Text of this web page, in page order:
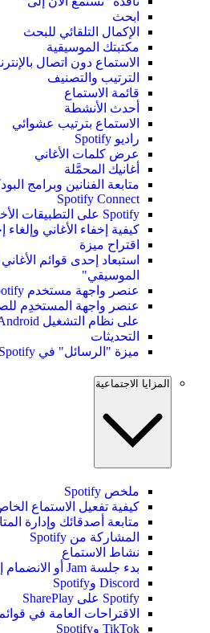
ابحث
الإكمال التلقائي للبحث
مكتبتك الموسيقية
الاستماع دون اتصال
الترتيب والتصنيف
قائمة الاستماع
أحدث الأنشطة
الاستماع بترتيب عشوائي
راديو Spotify
عرض كلمات الأغاني
أغانيك المحمَّلة
متابعة الفنانين وبرامج
Spotify Connect
Spotify على التطبيقات الأخرى
كيفية إخفاء الأغاني وإلغاء
اقتراح ميزة
استبعاد إحدى قوائم
الموسيقي"
عنصر واجهة مستخدم Spotify على شاشة قفل أجهزة iPhone
على نظام التشغيل Android
التحديثات
ميزة "الرسائل" في Spotify
المزايا الاجتماعية
ملخص Spotify
كيفية تفعيل الاستماع
متابعة أصدقائك وإدارة
المشاركة من Spotify
نشاط الاستماع
بدء جلسة Jam أو الانضمام إليها
Discord وSpotify
Spotify على SharePlay
الاقتراحات العامة في
TikTok وSpotify